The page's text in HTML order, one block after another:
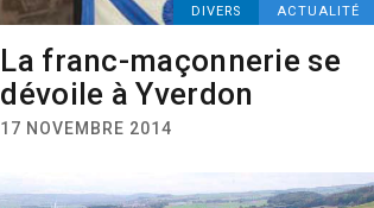
DIVERS ACTUALITÉ
La franc-maçonnerie se
dévoile à Yverdon
17 NOVEMBRE 2014